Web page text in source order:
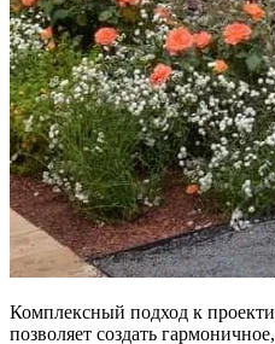
Комплексный подход к
позволяет создать